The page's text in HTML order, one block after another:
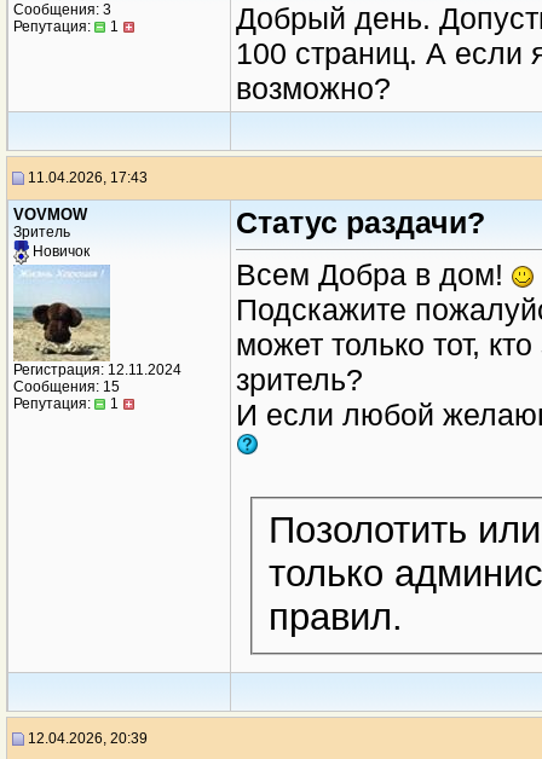
Сообщения: 3
Репутация:
1
Добрый день.
100 страниц. А если
возможно?
11.04.2026, 17:43
VOVMOW
Зритель
Новичок
Регистрация: 12.11.2024
Сообщения: 15
Репутация:
1
Статус раздачи?
Всем Добра в дом!
Подскажите
может только тот,
зритель?
И если любой
Позолотить
только
правил.
12.04.2026, 20:39